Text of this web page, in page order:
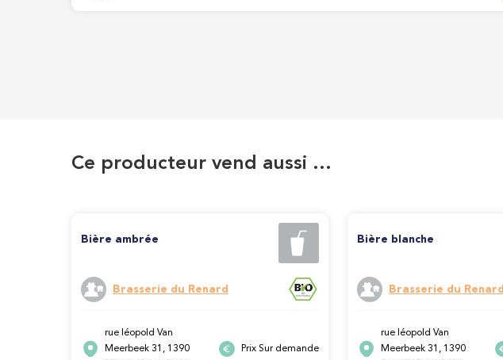
Ce producteur vend aussi …
Bière ambrée
Brasserie du Renard
rue léopold Van
Meerbeek 31, 1390
Prix Sur demande
Bière blanche
Brasserie du Renard
rue léopold Van
Meerbeek 31, 1390